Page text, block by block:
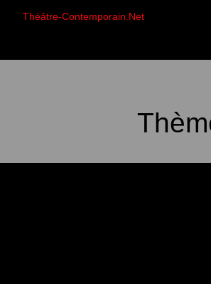
Théâtre-Contemporain.Net